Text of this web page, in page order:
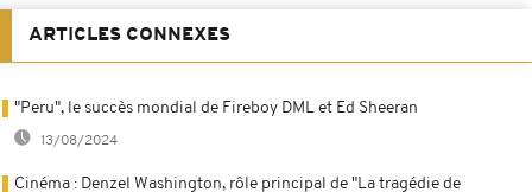
ARTICLES CONNEXES
"Peru", le succès mondial de Fireboy DML et Ed Sheeran
13/08/2024
Cinéma : Denzel Washington, rôle principal de "La tragédie de